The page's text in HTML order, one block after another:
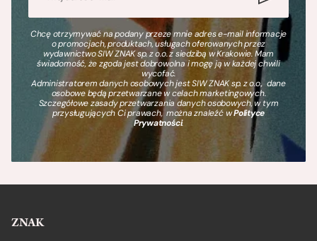
Chcę otrzymywać na podany przeze mnie adres e-mail informacje
o promocjach, produktach, usługach oferowanych przez
wydawnictwo SIW ZNAK sp. z o.o. z siedzibą w Krakowie. Mam
świadomość, że zgoda jest dobrowolna i mogę ją w każdej chwili
wycofać.
Administratorem danych osobowych jest SIW ZNAK sp. z o.o., dane
osobowe będą przetwarzane w celach marketingowych.
Szczegółowe zasady przetwarzania danych osobowych, w tym
przysługujących Ci prawach, można znaleźć wPolityce
Prywatności.
ZNAK